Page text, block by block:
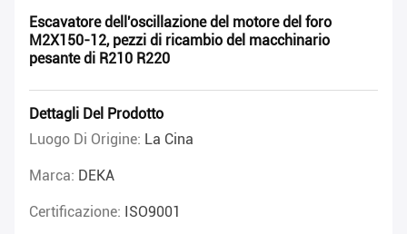
Escavatore dell'oscillazione del motore del foro
M2X150-12, pezzi di ricambio del macchinario
pesante di R210 R220
Dettagli Del Prodotto
Luogo Di Origine: La Cina
Marca: DEKA
Certificazione: ISO9001